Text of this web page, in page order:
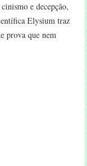
e decepção,
Elysium traz
prova que nem